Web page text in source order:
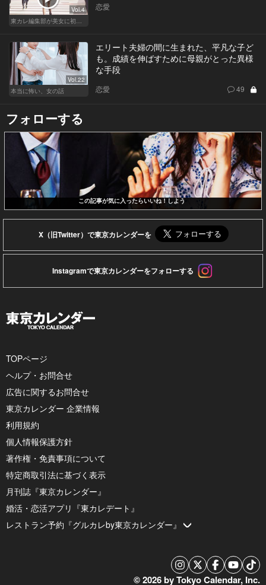
Vol.4
恋愛
Vol.22
本当に怖い、女の話
エリート夫婦の間に生まれた、平凡な子ど
も。成績を伸ばすために母親がとった異様
な手段
恋愛 49
フォローする
この記事が気に入ったらいいね！しよう
X（旧Twitter）で東京カレンダーを
Instagramで東京カレンダーをフォローする
TOPページ
ヘルプ・お問合せ
広告に関するお問合せ
東京カレンダー 企業情報
利用規約
個人情報保護方針
著作権・免責事項について
特定商取引法に基づく表示
月刊誌『東京カレンダー』
婚活・恋活アプリ『東カレデート』
レストラン予約『グルカレby東京カレンダー』
© 2026 by Tokyo Calendar, Inc.